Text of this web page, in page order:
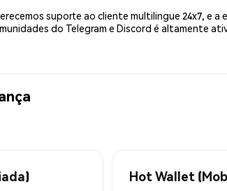
suporte ao cliente multilingue 24x7, e a
do Telegram e Discord é altamente
Hot Wallet